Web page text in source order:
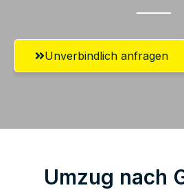
Unverbindlich anfragen
Umzug nach